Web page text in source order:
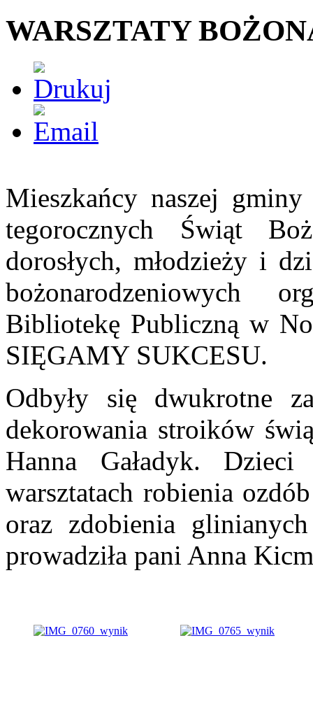
WARSZTATY
Mieszkańcy naszej
tegorocznych Świąt
dorosłych, młodzieży i
bożonarodzeniowych
Bibliotekę Publiczną w
SIĘGAMY SUKCESU.
Odbyły się dwukrotne
dekorowania stroików
Hanna Gaładyk.
warsztatach robienia
oraz zdobienia
prowadziła pani Anna